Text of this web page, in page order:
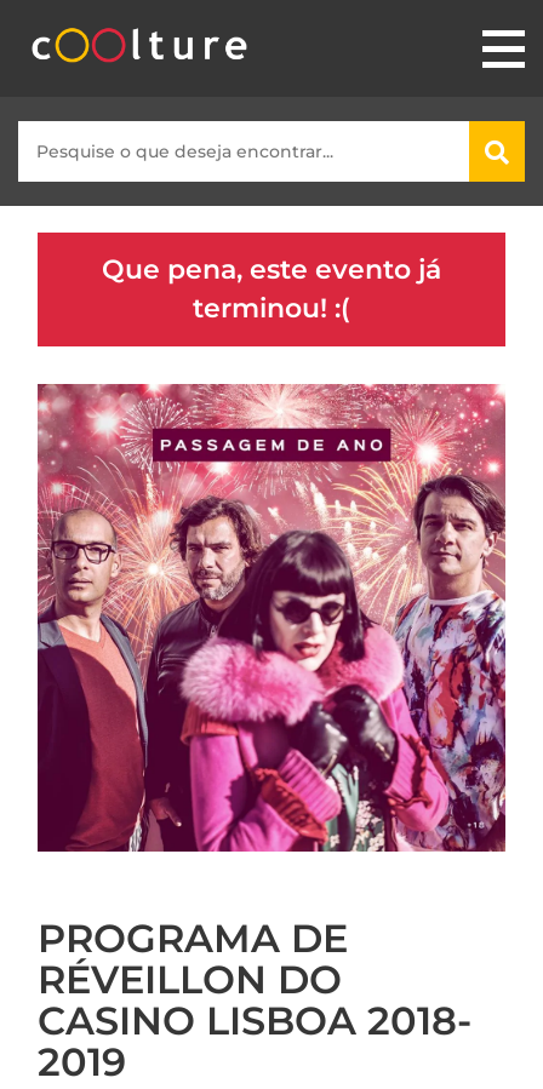
Que pena, este evento já
terminou! :(
PROGRAMA DE
RÉVEILLON DO
CASINO LISBOA 2018-
2019